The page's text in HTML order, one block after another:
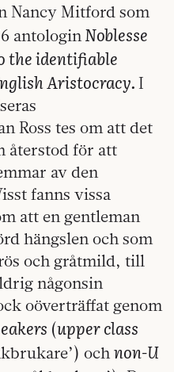
Nancy Mitford som
antologin Noblesse
the identifiable
Aristocracy. I
Ross tes om att det
återstod för att
av den
fanns vissa
att en gentleman
hängslen och som
och gråtmild, till
någonsin
oöverträffat genom
(upper class
och non-U